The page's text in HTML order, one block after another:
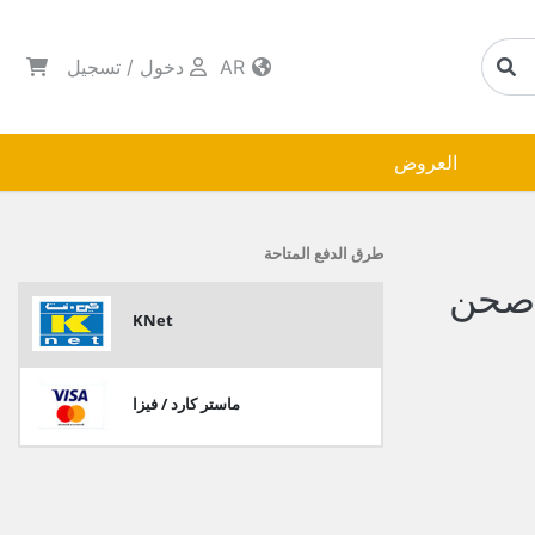
دخول / تسجيل
العروض
صحن
طرق الدفع المتاحة
KNet
ماستر كارد / فيزا